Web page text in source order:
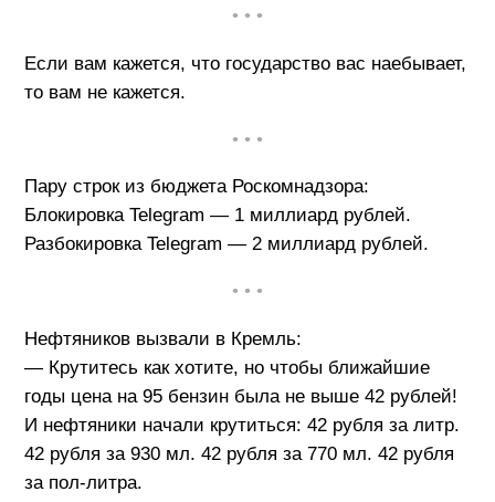
• • •
Если вам кажется, что государство вас наебывает,
то вам не кажется.
• • •
Пару строк из бюджета Роскомнадзора:
Блокировка Telegram — 1 миллиард рублей.
Разбокировка Telegram — 2 миллиард рублей.
• • •
Нефтяников вызвали в Кремль:
— Крутитесь как хотите, но чтобы ближайшие
годы цена на 95 бензин была не выше 42 рублей!
И нефтяники начали крутиться: 42 рубля за литр.
42 рубля за 930 мл. 42 рубля за 770 мл. 42 рубля
за пол-литра.